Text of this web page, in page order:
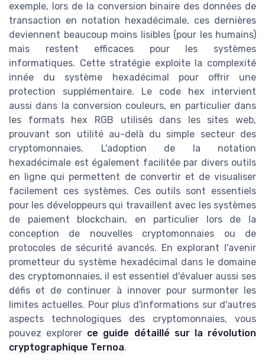
exemple, lors de la conversion binaire des données de
transaction en notation hexadécimale, ces dernières
deviennent beaucoup moins lisibles (pour les humains)
mais restent efficaces pour les systèmes
informatiques. Cette stratégie exploite la complexité
innée du système hexadécimal pour offrir une
protection supplémentaire. Le code hex intervient
aussi dans la conversion couleurs, en particulier dans
les formats hex RGB utilisés dans les sites web,
prouvant son utilité au-delà du simple secteur des
cryptomonnaies. L'adoption de la notation
hexadécimale est également facilitée par divers outils
en ligne qui permettent de convertir et de visualiser
facilement ces systèmes. Ces outils sont essentiels
pour les développeurs qui travaillent avec les systèmes
de paiement blockchain, en particulier lors de la
conception de nouvelles cryptomonnaies ou de
protocoles de sécurité avancés. En explorant l'avenir
prometteur du système hexadécimal dans le domaine
des cryptomonnaies, il est essentiel d'évaluer aussi ses
défis et de continuer à innover pour surmonter les
limites actuelles. Pour plus d'informations sur d'autres
aspects technologiques des cryptomonnaies, vous
pouvez explorer ce guide détaillé sur la révolution
cryptographique Ternoa.